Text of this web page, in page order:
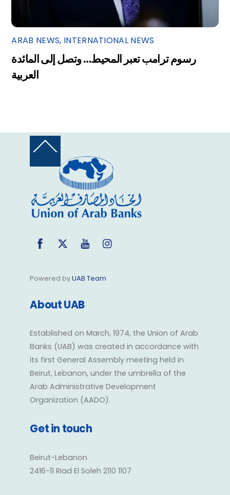
ARAB NEWS, INTERNATIONAL NEWS
رسوم ترامب تعبر المحيط… وتصل إلى المائدة
العربية
Back
Top
FacebookTwitter YouTube
Powered byUAB Team
About UAB
Established on March, 1974, the Union of Arab
Banks (UAB) was created in accordance with
its first General Assembly meeting held in
Beirut, Lebanon, under the umbrella of the
Arab Administrative Development
Organization (AADO).
Get in touch
Beirut-Lebanon
2416-11 Riad El Soleh 2110 1107